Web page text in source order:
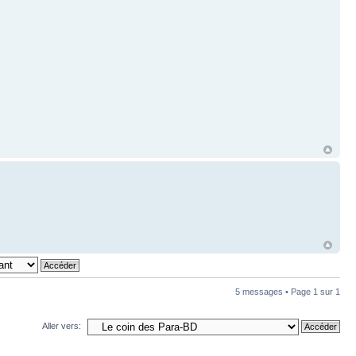
5 messages • Page 1 sur 1
Aller vers: